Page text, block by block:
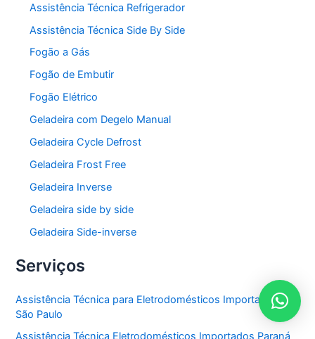
Assistência Técnica Refrigerador
Assistência Técnica Side By Side
Fogão a Gás
Fogão de Embutir
Fogão Elétrico
Geladeira com Degelo Manual
Geladeira Cycle Defrost
Geladeira Frost Free
Geladeira Inverse
Geladeira side by side
Geladeira Side-inverse
Serviços
Assistência Técnica para Eletrodomésticos Importados em
São Paulo